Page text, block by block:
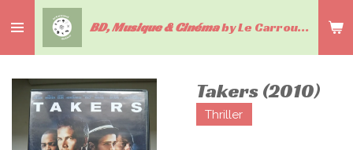
au
contenu
BD, Musique & Cinémaby Le Carrousel du livre
Takers (2010)
Thriller